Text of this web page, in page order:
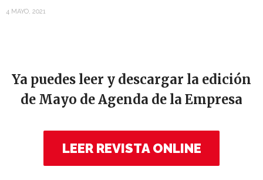
4 MAYO, 2021
Ya puedes leer y descargar la edición
de Mayo de Agenda de la Empresa
LEER REVISTA ONLINE